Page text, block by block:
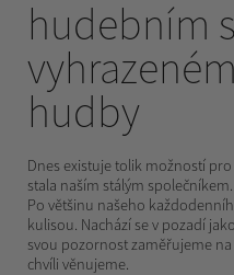
hudebním
hudby
Dnes existuje tolik možností
stala naším stálým
Po většinu našeho
kulisou. Nachází se v pozadí
svou pozornost zaměřujeme
chvíli věnujeme.